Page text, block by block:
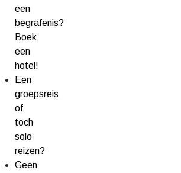
een
begrafenis?
Boek
een
hotel!
Een
groepsreis
of
toch
solo
reizen?
Geen